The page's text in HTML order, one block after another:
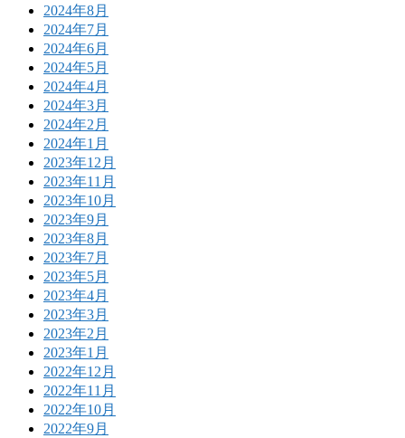
2024年8月
2024年7月
2024年6月
2024年5月
2024年4月
2024年3月
2024年2月
2024年1月
2023年12月
2023年11月
2023年10月
2023年9月
2023年8月
2023年7月
2023年5月
2023年4月
2023年3月
2023年2月
2023年1月
2022年12月
2022年11月
2022年10月
2022年9月